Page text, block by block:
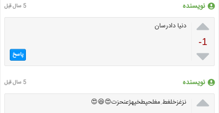
نویسنده 5 سال قبل

-1

دنیا دادرسان
پاسخ
نویسنده 5 سال قبل
 نزغزخلغط.مغلحپطخپهژعنحزت😍😆😍